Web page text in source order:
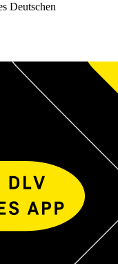
Deutschen